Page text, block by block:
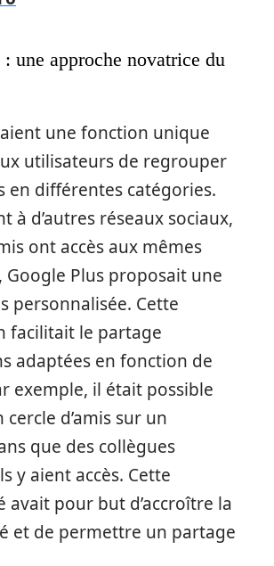
une approche novatrice du
une fonction unique
utilisateurs de regrouper
en différentes catégories.
à d’autres réseaux sociaux,
ont accès aux mêmes
Plus proposait une
personnalisée. Cette
facilitait le partage
adaptées en fonction de
exemple, il était possible
d’amis sur un
que des collègues
y aient accès. Cette
pour but d’accroître la
et de permettre un partage